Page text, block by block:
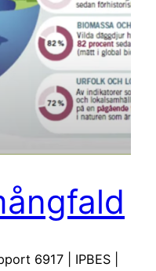
6917 | IPBES |